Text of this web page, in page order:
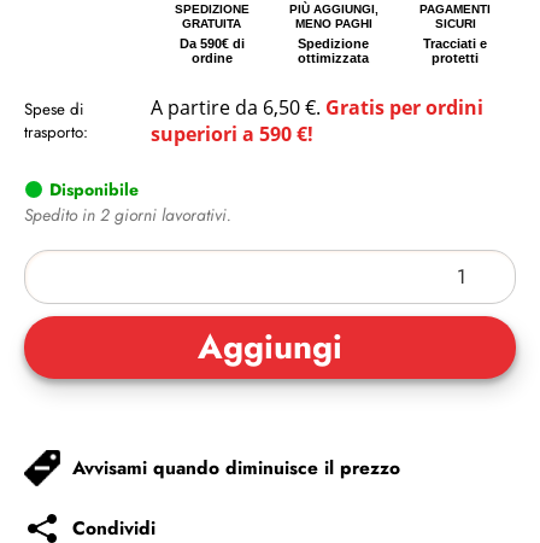
SPEDIZIONE
GRATUITA
Da 590€ di
ordine
PIÙ AGGIUNGI,
MENO PAGHI
Spedizione
ottimizzata
PAGAMENTI
SICURI
Tracciati e
protetti
Spese di
trasporto:
A partire da 6,50 €. Gratis per ordini
superiori a 590 €!
Disponibile
Spedito in 2 giorni lavorativi.
Avvisami quando diminuisce il prezzo
Condividi